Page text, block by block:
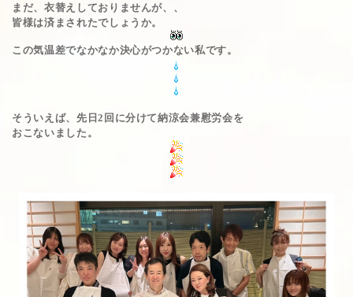
まだ、衣替えしておりませんが、、
皆様は済まされたでしょうか。
この気温差でなかなか決心がつかない私です。
そういえば、先日2回に分けて納涼会兼慰労会を
おこないました。